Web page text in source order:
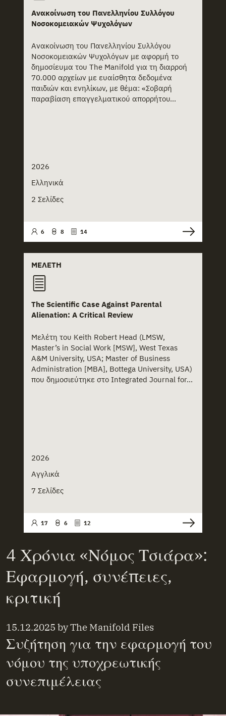
Ανακοίνωση του Πανελληνίου Συλλόγου
Νοσοκομειακών Ψυχολόγων
Ανακοίνωση του Πανελληνίου Συλλόγου
Νοσοκομειακών Ψυχολόγων με αφορμή το
δημοσίευμα του The Manifold για τη διαρροή
70.000 αρχείων με ευαίσθητα δεδομένα
παιδιών και ενηλίκων, με θέμα: «Σοβαρή
παραβίαση επαγγελματικού απορρήτου...
2026
Ελληνικά
2 Σελίδες
6 8 14
ΜΕΛΈΤΗ
The Scientific Case Against Parental
Alienation: A Critical Review
Μελέτη του Keith Robert Head (LMSW,
Master’s in Social Work [MSW], West Texas
A&M University, USA; Master of Business
Administration [MBA], Bottega University, USA)
που δημοσιεύτηκε στο Integrated Journal for...
2026
Αγγλικά
7 Σελίδες
17 6 12
4 Χρόνια «Νόμος Τσιάρα»:
Εφαρμογή, συνέπειες,
κριτική
15.12.2025 byThe Manifold Files
Συζήτηση για την εφαρμογή του
νόμου της υποχρεωτικής
συνεπιμέλειας